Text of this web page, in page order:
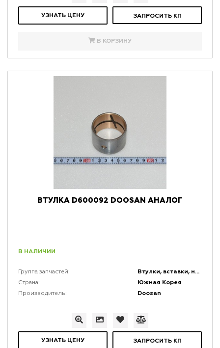
УЗНАТЬ ЦЕНУ ЗАПРОСИТЬ КП
В КОРЗИНУ
ВТУЛКА D600092 DOOSAN АНАЛОГ
В НАЛИЧИИ
Группа запчастей: Втулки, вставки, накладки и заглушки
Страна: Южная Корея
Производитель: Doosan
УЗНАТЬ ЦЕНУ ЗАПРОСИТЬ КП